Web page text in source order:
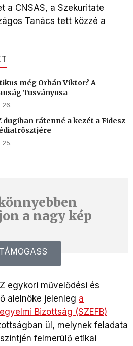
a CNSAS, a Szekuritate
Tanács tett közzé a
még Orbán Viktor? A
Tusványosa
26.
dugiban rátenné a kezét a Fidesz
25.
a nagy kép
TÁMOGASS
egykori művelődési és
alelnöke jelenleg a
Bizottság (SZEFB)
ül, melynek feladata
felmerülő etikai